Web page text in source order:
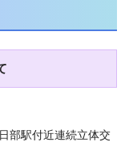
部駅付近連続立体交